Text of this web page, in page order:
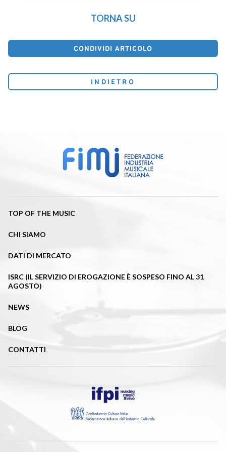
TORNA SU
CONDIVIDI ARTICOLO
INDIETRO
TOP OF THE MUSIC
CHI SIAMO
DATI DI MERCATO
ISRC (IL SERVIZIO DI EROGAZIONE È SOSPESO FINO AL 31
AGOSTO)
NEWS
BLOG
CONTATTI